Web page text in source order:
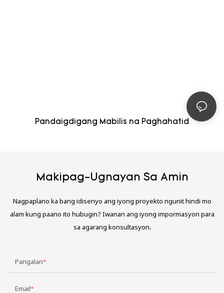
Pandaigdigang Mabilis na Paghahatid
Makipag-Ugnayan Sa Amin
Nagpaplano ka bang idisenyo ang iyong proyekto ngunit hindi mo
alam kung paano ito hubugin? Iwanan ang iyong impormasyon para
sa agarang konsultasyon.
Pangalan
Email